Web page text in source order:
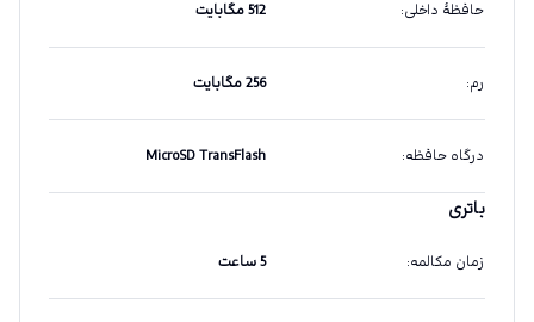
حافظهٔ داخلی: 512 مگابایت
رم: 256 مگابایت
درگاه حافظه:
MicroSD TransFlash
باتری
زمان مکالمه: 5 ساعت